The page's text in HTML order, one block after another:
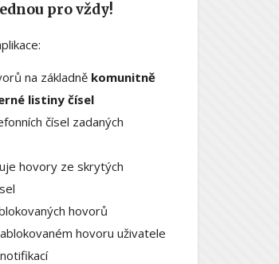
pro vždy!
na základně komunitně
listiny čísel
čísel zadaných
hovory ze skrytých
hovorů
hovoru uživatele